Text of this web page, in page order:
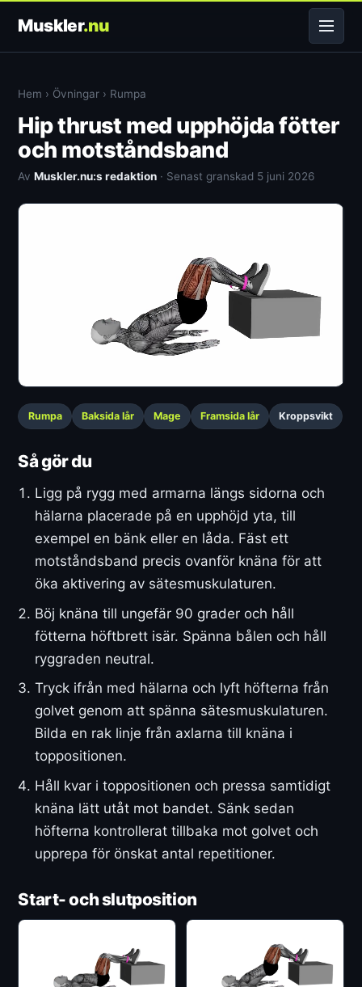
Muskler.nu
Hem › Övningar › Rumpa
Hip thrust med upphöjda fötter
och motståndsband
AvMuskler.nu:s redaktion · Senast granskad 5 juni 2026
Rumpa Baksida lår Mage Framsida lår Kroppsvikt
Så gör du
Ligg på rygg med armarna längs sidorna och
hälarna placerade på en upphöjd yta, till
exempel en bänk eller en låda. Fäst ett
motståndsband precis ovanför knäna för att
öka aktivering av sätesmuskulaturen.
Böj knäna till ungefär 90 grader och håll
fötterna höftbrett isär. Spänna bålen och håll
ryggraden neutral.
Tryck ifrån med hälarna och lyft höfterna från
golvet genom att spänna sätesmuskulaturen.
Bilda en rak linje från axlarna till knäna i
toppositionen.
Håll kvar i toppositionen och pressa samtidigt
knäna lätt utåt mot bandet. Sänk sedan
höfterna kontrollerat tillbaka mot golvet och
upprepa för önskat antal repetitioner.
Start- och slutposition